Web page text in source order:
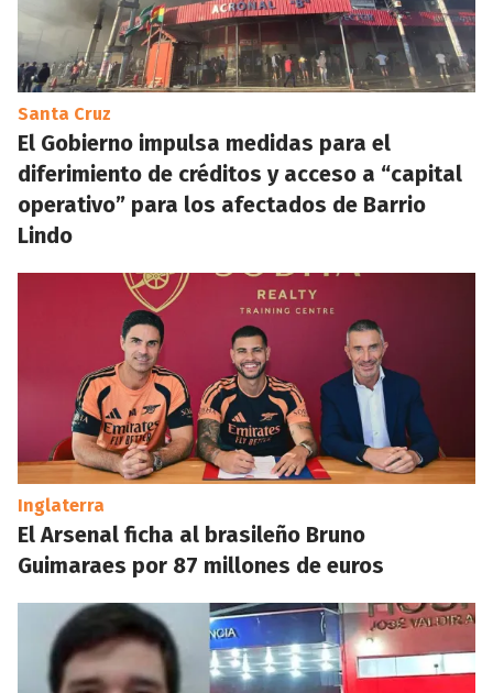
Santa Cruz
El Gobierno impulsa medidas para el
diferimiento de créditos y acceso a “capital
operativo” para los afectados de Barrio
Lindo
Inglaterra
El Arsenal ficha al brasileño Bruno
Guimaraes por 87 millones de euros